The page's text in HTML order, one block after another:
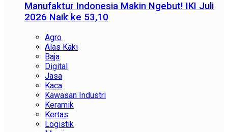
Manufaktur Indonesia Makin Ngebut! IKI Juli
2026 Naik ke 53,10
Agro
Alas Kaki
Baja
Digital
Jasa
Kaca
Kawasan Industri
Keramik
Kertas
Logistik